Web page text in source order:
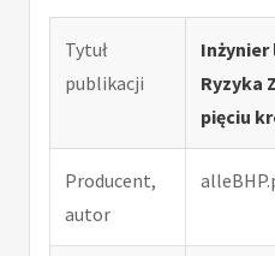
Tytuł
publikacji
Inżynier
Ryzyka
pięciu
Producent,
autor